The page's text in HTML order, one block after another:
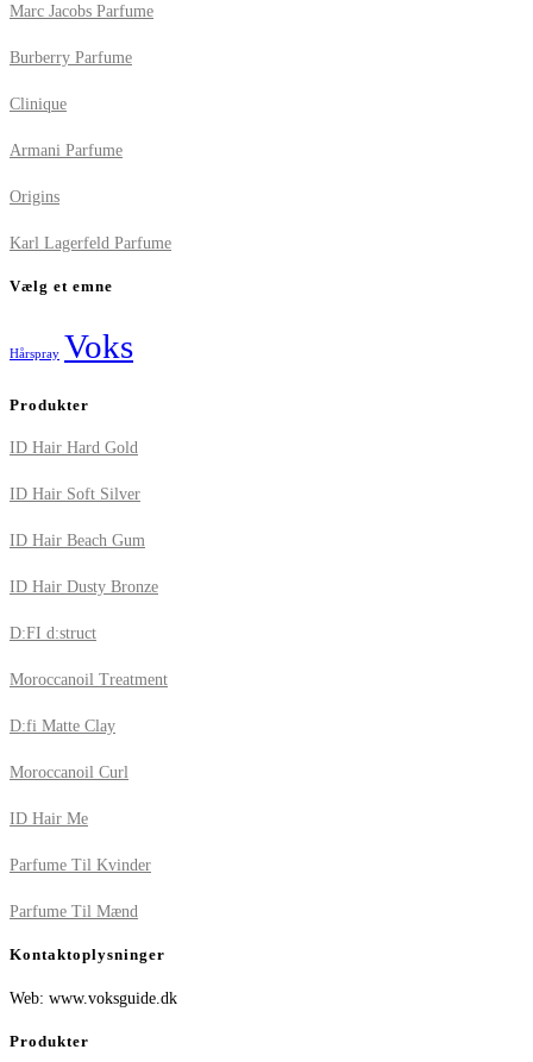
Marc Jacobs Parfume
Burberry Parfume
Clinique
Armani Parfume
Origins
Karl Lagerfeld Parfume
Vælg et emne
Hårspray Voks
Produkter
ID Hair Hard Gold
ID Hair Soft Silver
ID Hair Beach Gum
ID Hair Dusty Bronze
D:FI d:struct
Moroccanoil Treatment
D:fi Matte Clay
Moroccanoil Curl
ID Hair Me
Parfume Til Kvinder
Parfume Til Mænd
Kontaktoplysninger
Web: www.voksguide.dk
Produkter